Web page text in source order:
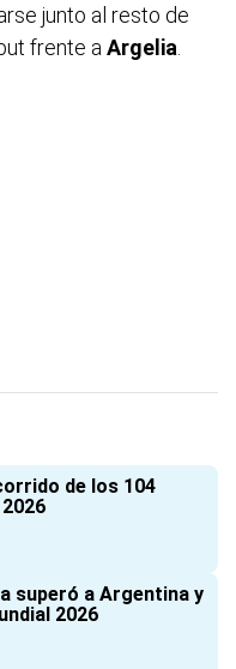
junto al resto de
frente a Argelia
de los 104
superó a Argentina y
2026